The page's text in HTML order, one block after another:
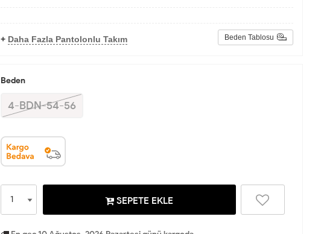
+ Daha Fazla Pantolonlu Takım Beden Tablosu
Beden
4-BDN-54-56
SEPETE EKLE